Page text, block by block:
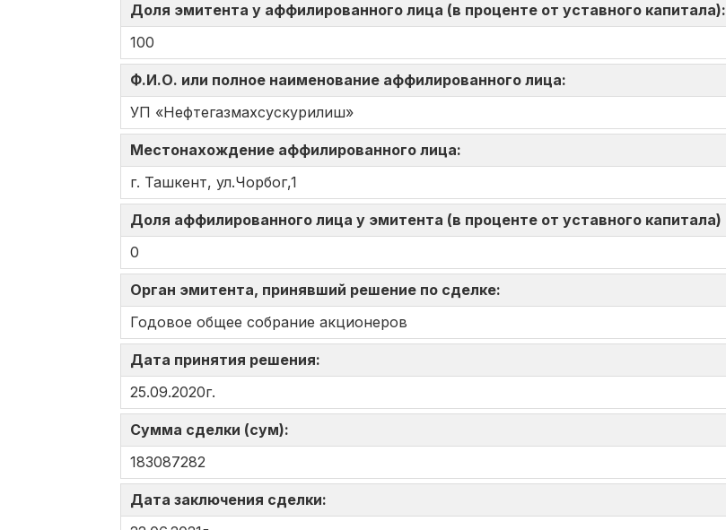
Доля эмитента у аффилированного лица (в проценте от уставного капитала):
100
Ф.И.О. или полное наименование аффилированного лица:
УП «Нефтегазмахсускурилиш»
Местонахождение аффилированного лица:
г. Ташкент, ул.Чорбог,1
Доля аффилированного лица у эмитента (в проценте от уставного капитала)
0
Орган эмитента, принявший решение по сделке:
Годовое общее собрание акционеров
Дата принятия решения:
25.09.2020г.
Сумма сделки (сум):
183087282
Дата заключения сделки: